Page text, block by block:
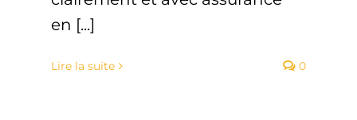
en [...]
Lire la suite 0